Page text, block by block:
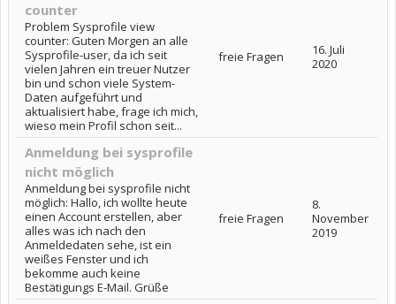
counter
Problem Sysprofile view
counter: Guten Morgen an alle
Sysprofile-user, da ich seit
vielen Jahren ein treuer Nutzer
bin und schon viele System-
Daten aufgeführt und
aktualisiert habe, frage ich mich,
wieso mein Profil schon seit...
freie Fragen
16. Juli
2020
Anmeldung bei sysprofile
nicht möglich
Anmeldung bei sysprofile nicht
möglich: Hallo, ich wollte heute
einen Account erstellen, aber
alles was ich nach den
Anmeldedaten sehe, ist ein
weißes Fenster und ich
bekomme auch keine
Bestätigungs E-Mail. Grüße
freie Fragen
8.
November
2019